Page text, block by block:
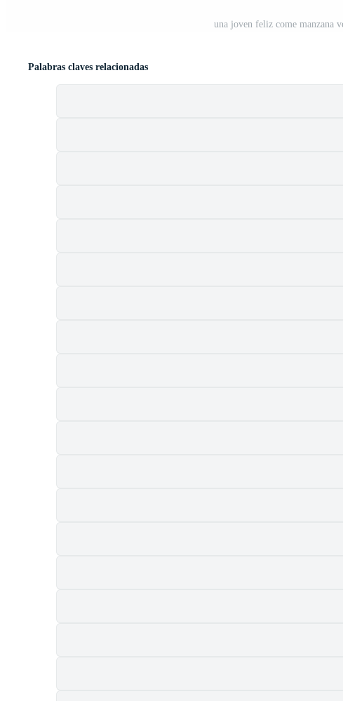
una joven feliz come manzana
Palabras claves relacionadas